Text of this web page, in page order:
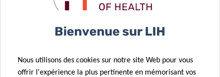
TOUTES LES ACTUALITÉS
Bienvenue sur LIH
Nous utilisons des cookies sur notre site Web pour vous
offrir l'expérience la plus pertinente en mémorisant vos